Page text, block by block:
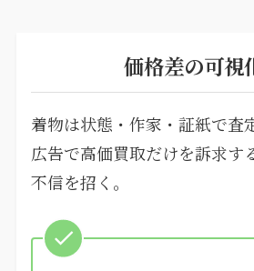
価格差の可視
着物は状態・作家・証紙で査
広告で高価買取だけを訴求す
不信を招く。